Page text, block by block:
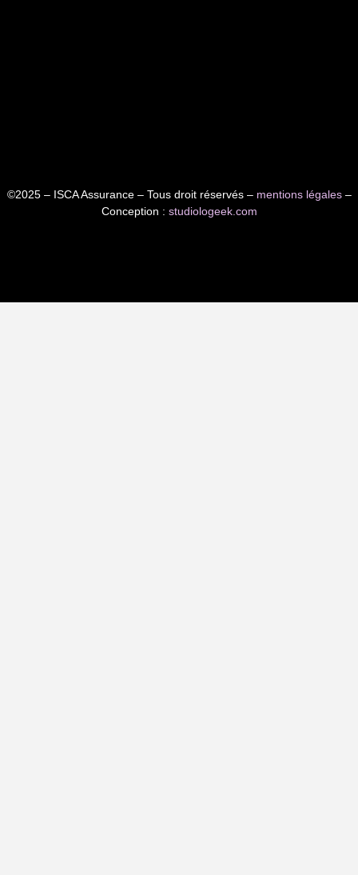
©2025 – ISCA Assurance – Tous droit réservés – mentions légales–
Conception : studiologeek.com